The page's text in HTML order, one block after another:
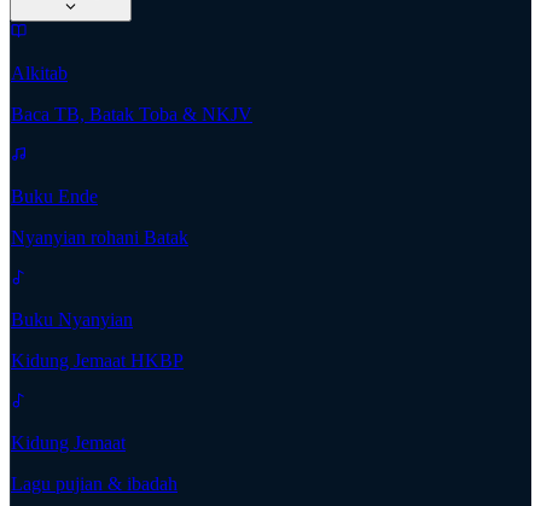
Alkitab
Baca TB, Batak Toba & NKJV
Buku Ende
Nyanyian rohani Batak
Buku Nyanyian
Kidung Jemaat HKBP
Kidung Jemaat
Lagu pujian & ibadah